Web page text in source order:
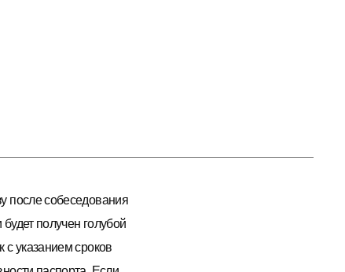
после собеседования
получен голубой
с указанием сроков